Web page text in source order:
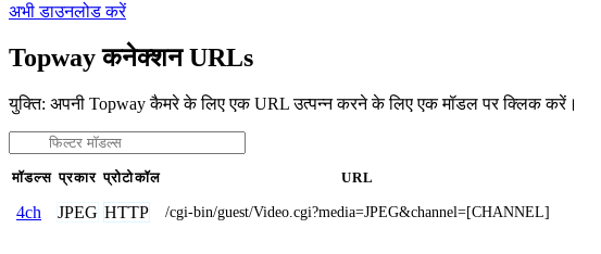
अभी डाउनलोड करें
Topway कनेक्शन URLs
युक्ति: अपनी Topway कैमरे के लिए एक URL उत्पन्न करने के लिए एक मॉडल पर क्लिक करें।
मॉडल्स प्रकार प्रोटोकॉल URL
4ch JPEG HTTP /cgi-bin/guest/Video.cgi?media=JPEG&channel=[CHANNEL]